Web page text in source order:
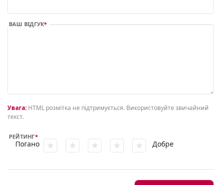
ВАШ ВІДГУК
Увага: HTML розмітка не підтримується. Використовуйте звичайний
текст.
РЕЙТИНГ
Погано Добре